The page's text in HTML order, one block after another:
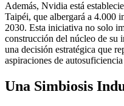
Además, Nvidia está
Taipéi, que albergará a 4.000
2030. Esta iniciativa no solo
construcción del núcleo de su
una decisión estratégica que
aspiraciones de
Una Simbiosis